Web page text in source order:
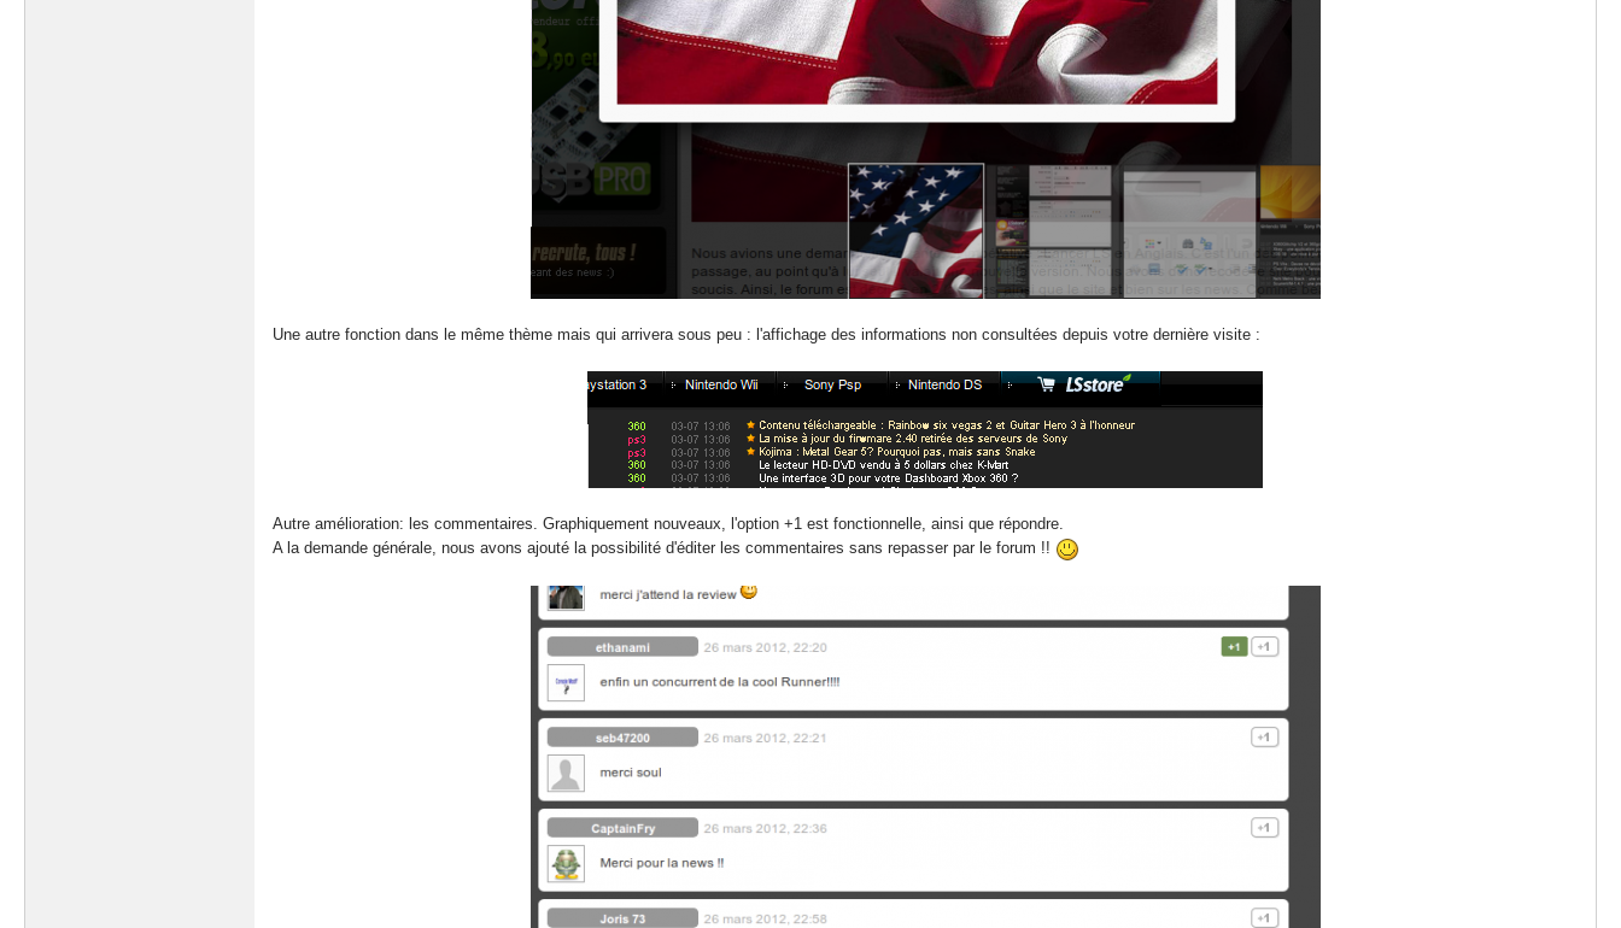
Une autre fonction dans le même thème mais qui arrivera sous peu : l'affichage des informations non consultées depuis votre dernière visite :
Autre amélioration: les commentaires. Graphiquement nouveaux, l'option +1 est fonctionnelle, ainsi que répondre.
A la demande générale, nous avons ajouté la possibilité d'éditer les commentaires sans repasser par le forum !!